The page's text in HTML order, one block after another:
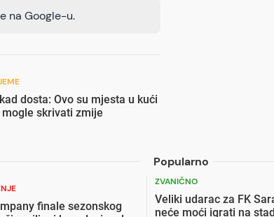
na Google-u.
dosta: Ovo su mjesta u kući
skrivati zmije
Popularno
finale sezonskog
ZVANIČNO
Veliki udarac za FK
neće moći igrati na